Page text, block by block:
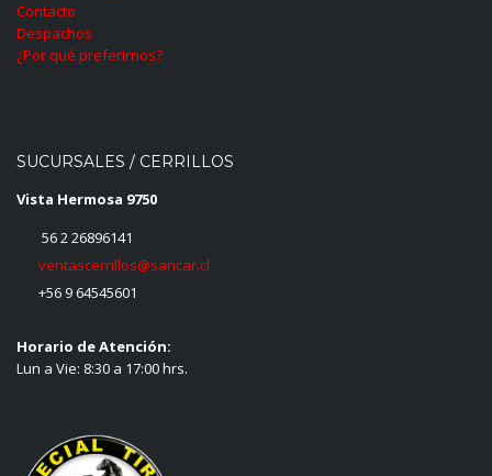
Contacto
Despachos
¿Por qué preferirnos?
SUCURSALES / CERRILLOS
Vista Hermosa 9750
56 2 26896141
ventascerrillos@sancar.cl
+56 9 64545601
Horario de Atención:
Lun a Vie: 8:30 a 17:00 hrs.